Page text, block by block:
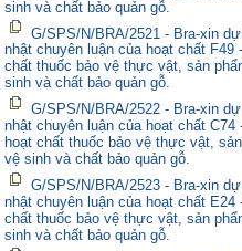
sinh và chất bảo quản gỗ.
G/SPS/N/BRA/2521 - Bra-xin
nhật chuyên luận của hoạt chất
chất thuốc bảo vệ thực vật, sản
sinh và chất bảo quản gỗ.
G/SPS/N/BRA/2522 - Bra-xin
nhật chuyên luận của hoạt chất
hoạt chất thuốc bảo vệ thực vật,
vệ sinh và chất bảo quản gỗ.
G/SPS/N/BRA/2523 - Bra-xin
nhật chuyên luận của hoạt chất
chất thuốc bảo vệ thực vật, sản
sinh và chất bảo quản gỗ.